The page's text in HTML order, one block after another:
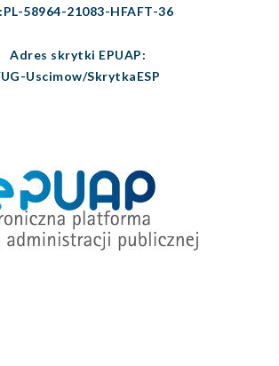
58964-21083-HFAFT-36
Adres skrytki EPUAP:
Uscimow/SkrytkaESP